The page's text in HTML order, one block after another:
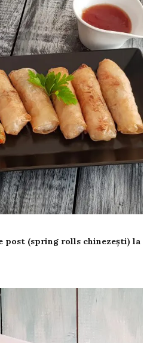
post (spring rolls chinezești) la